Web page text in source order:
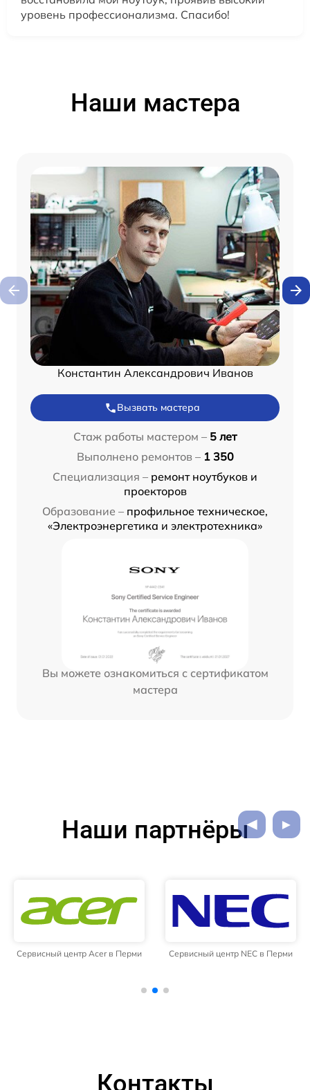
уровень профессионализма. Спасибо!
Наши мастера
Константин Александрович Иванов
Вызвать мастера
Стаж работы мастером – 5 лет
Выполнено ремонтов – 1 350
Специализация – ремонт ноутбуков и
проекторов
Образование – профильное техническое,
«Электроэнергетика и электротехника»
Вы можете ознакомиться с сертификатом
мастера
Наши партнёры
Сервисный центр Acer в Перми Сервисный центр NEC в Перми
Контакты